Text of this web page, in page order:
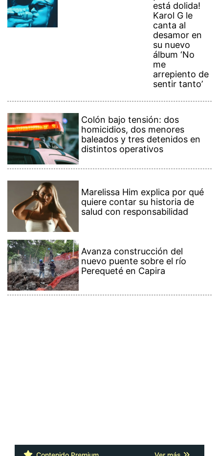
está dolida!
Karol G le
canta al
desamor en
su nuevo
álbum ‘No
me
arrepiento de
sentir tanto’
Colón bajo tensión: dos
homicidios, dos menores
baleados y tres detenidos en
distintos operativos
Marelissa Him explica por qué
quiere contar su historia de
salud con responsabilidad
Avanza construcción del
nuevo puente sobre el río
Perequeté en Capira